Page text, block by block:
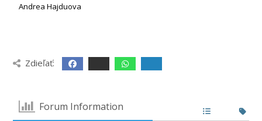
Andrea Hajduova
Zdieľať:
Forum Information